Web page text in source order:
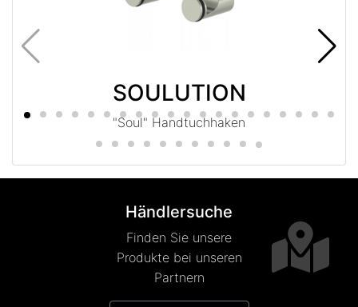
SOULUTION
"Soul" Handtuchhaken
Händlersuche
Finden Sie unsere
Produkte bei unseren
Partnern